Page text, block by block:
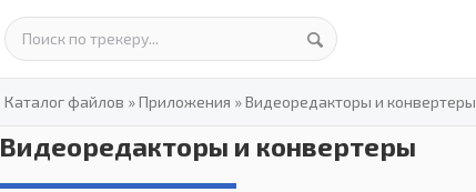
Каталог файлов »Приложения »Видеоредакторы и конвертеры
Видеоредакторы и конвертеры